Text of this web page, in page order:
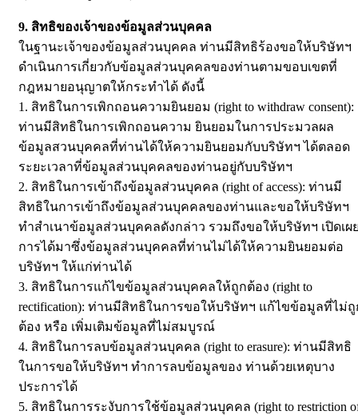
9. สิทธิของเจ้าของข้อมูลส่วนบุคคล
ในฐานะเจ้าของข้อมูลส่วนบุคคล ท่านมีสิทธิร้องขอให้บริษัทฯ
ดำเนินการเกี่ยวกับข้อมูลส่วนบุคคลของท่านตามขอบเขตที่
กฎหมายอนุญาตให้กระทำได้ ดังนี้
1. สิทธิในการเพิกถอนความยินยอม (right to withdraw consent):
ท่านมีสิทธิในการเพิกถอนความ ยินยอมในการประมวลผล
ข้อมูลสวนบุคคลที่ท่านได้ให้ความยินยอมกับบริษัทฯ ได้ตลอด
ระยะเวลาที่ข้อมูลส่วนบุคคลของท่านอยู่กับบริษัทฯ
2. สิทธิในการเข้าถึงข้อมูลส่วนบุคคล (right of access): ท่านมี
สิทธิในการเข้าถึงข้อมูลส่วนบุคคลของท่านและขอให้บริษัทฯ
ทำสำเนาข้อมูลส่วนบุคคลดังกล่าว รวมถึงขอให้บริษัทฯ เปิดเผ
การได้มาซึ่งข้อมูลส่วนบุคคลที่ท่านไม่ได้ให้ความยินยอมต่อ
บริษัทฯ ให้แก่ท่านได้
3. สิทธิในการแก้ไขข้อมูลส่วนบุคคลให้ถูกต้อง (right to
rectification): ท่านมีสิทธิในการขอให้บริษัทฯ แก้ไขข้อมูลที่ไม่
ต้อง หรือ เพิ่มเติมข้อมูลที่ไม่สมบูรณ์
4. สิทธิในการลบข้อมูลส่วนบุคคล (right to erasure): ท่านมีสิทธิ
ในการขอให้บริษัทฯ ทำการลบข้อมูลของ ท่านด้วยเหตุบาง
ประการได้
5. สิทธิในการระงับการใช้ข้อมูลส่วนบุคคล (right to restriction